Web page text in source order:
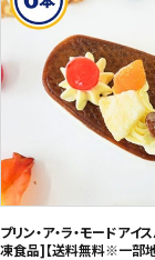
プリン・ア・ラ・モードア
凍食品]【送料無料※一部地